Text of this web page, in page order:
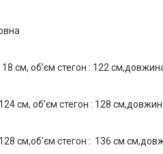
см, об’єм стегон : 122
см, об’єм стегон : 128
см,об’єм стегон : 136 см